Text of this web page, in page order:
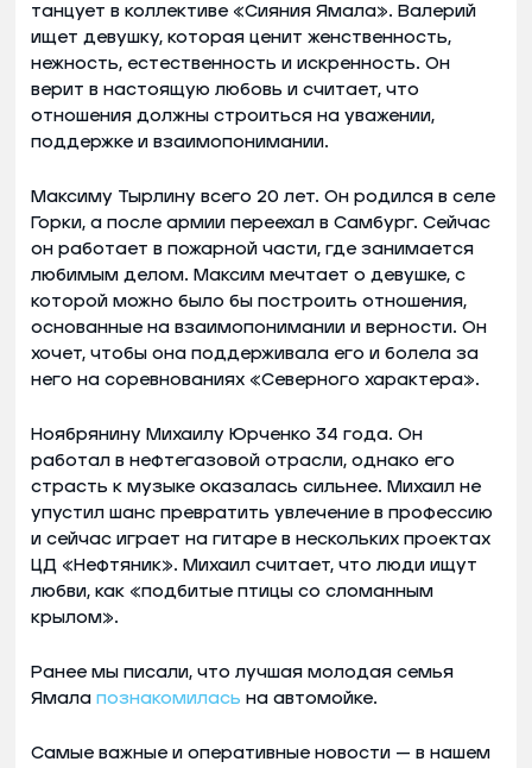
танцует в коллективе «Сияния Ямала». Валерий
ищет девушку, которая ценит женственность,
нежность, естественность и искренность. Он
верит в настоящую любовь и считает, что
отношения должны строиться на уважении,
поддержке и взаимопонимании.
Максиму Тырлину всего 20 лет. Он родился в селе
Горки, а после армии переехал в Самбург. Сейчас
он работает в пожарной части, где занимается
любимым делом. Максим мечтает о девушке, с
которой можно было бы построить отношения,
основанные на взаимопонимании и верности. Он
хочет, чтобы она поддерживала его и болела за
него на соревнованиях «Северного характера».
Ноябрянину Михаилу Юрченко 34 года. Он
работал в нефтегазовой отрасли, однако его
страсть к музыке оказалась сильнее. Михаил не
упустил шанс превратить увлечение в профессию
и сейчас играет на гитаре в нескольких проектах
ЦД «Нефтяник». Михаил считает, что люди ищут
любви, как «подбитые птицы со сломанным
крылом».
Ранее мы писали, что лучшая молодая семья
Ямала познакомилась на автомойке.
Самые важные и оперативные новости — в нашем